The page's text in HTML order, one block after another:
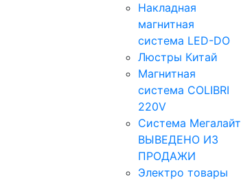
Накладная
магнитная
система LED-DO
Люстры Китай
Магнитная
система COLIBRI
220V
Система Мегалайт
ВЫВЕДЕНО ИЗ
ПРОДАЖИ
Электро товары